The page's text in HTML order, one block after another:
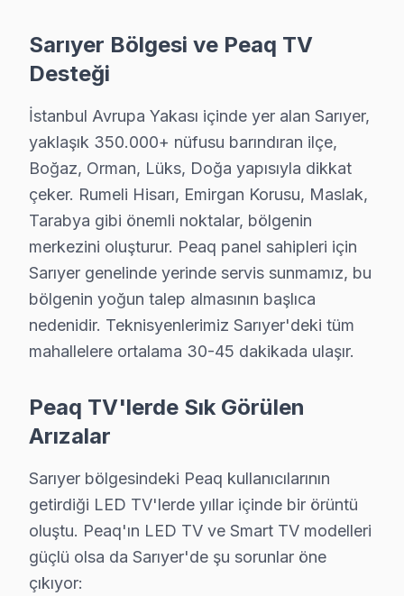
İkinci ilke — Onaysız başlamama: Kesin teklif,
Dördüncü ilke — Garanti dahil fiyat: İşçilik garantisi
15 yıllık Sarıyer servis arşivi, Peaq panel arıza
Güncel tablo şu: aylık 40 başvurunun %38'i Panel
Memnuniyet verisi yıllar içinde bir iyileşme hikayesi
Sarıyer'de bu TV servisiyle kurulan güven ilişkisini üç
Ticari güven: Fiyat şeffaflığı, faturada parça detayı,
İlişkisel güven: 15 yıl boyunca Sarıyer'de kurulan
Avrupa Yakası'nda yer alan Sarıyer'nin servis
Sarıyer'nin karma yapılaşmalı ağırlıklı konut
Komşu ilçelerle karşılaştırıldığında Sarıyer'nin
Kapıda beş dakikalık görsel ve osiloskop incelemesi
Bu hikayenin olağan olması, Sarıyer'de 15 yıllık
Güç yönetimi devresi ikinci kritik noktayı
Peaq LED panel mimarisinde ise piksel matris
Sarıyer Bölgesi ve Peaq TV Desteği
Sarıyer Bölgesi ve Peaq TV
Desteği
İstanbul Avrupa Yakası içinde yer alan Sarıyer,
yaklaşık 350.000+ nüfusu barındıran ilçe,
Boğaz, Orman, Lüks, Doğa yapısıyla dikkat
çeker. Rumeli Hisarı, Emirgan Korusu, Maslak,
Tarabya gibi önemli noktalar, bölgenin
merkezini oluşturur. Peaq panel sahipleri için
Sarıyer genelinde yerinde servis sunmamız, bu
bölgenin yoğun talep almasının başlıca
nedenidir. Teknisyenlerimiz Sarıyer'deki tüm
mahallelere ortalama 30-45 dakikada ulaşır.
Peaq TV'lerde Sık Görülen
Arızalar
Sarıyer bölgesindeki Peaq kullanıcılarının
getirdiği LED TV'lerde yıllar içinde bir örüntü
oluştu. Peaq'ın LED TV ve Smart TV modelleri
güçlü olsa da Sarıyer'de şu sorunlar öne
çıkıyor: